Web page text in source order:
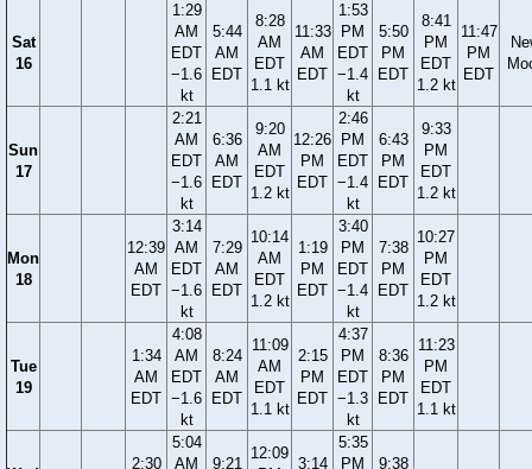
Sat
16
1:29
AM
EDT
−1.6
kt
5:44
AM
EDT
8:28
AM
EDT
1.1 kt
11:33
AM
EDT
1:53
PM
EDT
−1.4
kt
5:50
PM
EDT
8:41
PM
EDT
1.2 kt
11:47
PM
EDT
Sun
17
2:21
AM
EDT
−1.6
kt
6:36
AM
EDT
9:20
AM
EDT
1.2 kt
12:26
PM
EDT
2:46
PM
EDT
−1.4
kt
6:43
PM
EDT
9:33
PM
EDT
1.2 kt
Mon
18
12:39
AM
EDT
3:14
AM
EDT
−1.6
kt
7:29
AM
EDT
10:14
AM
EDT
1.2 kt
1:19
PM
EDT
3:40
PM
EDT
−1.4
kt
7:38
PM
EDT
10:27
PM
EDT
1.2 kt
Tue
19
1:34
AM
EDT
4:08
AM
EDT
−1.6
kt
8:24
AM
EDT
11:09
AM
EDT
1.1 kt
2:15
PM
EDT
4:37
PM
EDT
−1.3
kt
8:36
PM
EDT
11:23
PM
EDT
1.1 kt
2:30
5:04
AM
9:21
12:09
3:14
5:35
PM
9:38